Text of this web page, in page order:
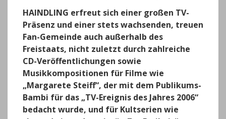
HAINDLING erfreut sich einer großen TV-
Präsenz und einer stets wachsenden, treuen
Fan-Gemeinde auch außerhalb des
Freistaats, nicht zuletzt durch zahlreiche
CD-Veröffentlichungen sowie
Musikkompositionen für Filme wie
„Margarete Steiff“, der mit dem Publikums-
Bambi für das „TV-Ereignis des Jahres 2006“
bedacht wurde, und für Kultserien wie